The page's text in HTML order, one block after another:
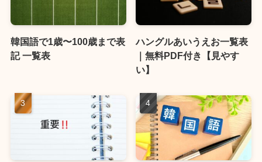
韓国語で1歳〜100歳まで表
記 一覧表
ハングルあいうえお一覧表
｜無料PDF付き【見やす
い】